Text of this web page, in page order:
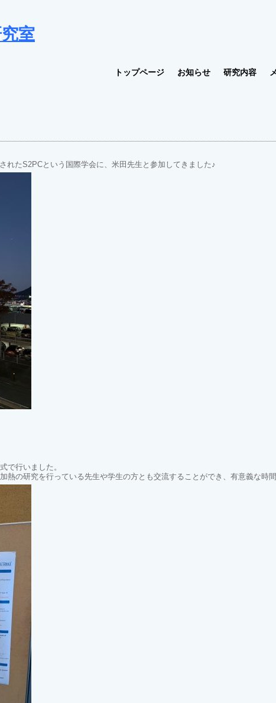
室
トップページ お知らせ 研究内容
れたS2PCという国際学会に、米田先生と参加してきました♪
で行いました。
熱の研究を行っている先生や学生の方とも交流することができ、有意義な時間